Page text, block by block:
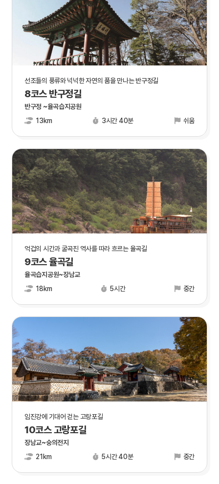
선조들의 풍류와 넉넉한 자연의 품을 만나는 반구정길
8코스 반구정길
반구정 ~율곡습지공원
13km
3시간 40분 쉬움
억겁의 시간과 굴곡진 역사를 따라 흐르는 율곡길
9코스 율곡길
율곡습지공원~장남교
18km
5시간 중간
임진강에 기대어 걷는 고랑포길
10코스 고랑포길
장남교~숭의전지
21km
5시간 40분 중간